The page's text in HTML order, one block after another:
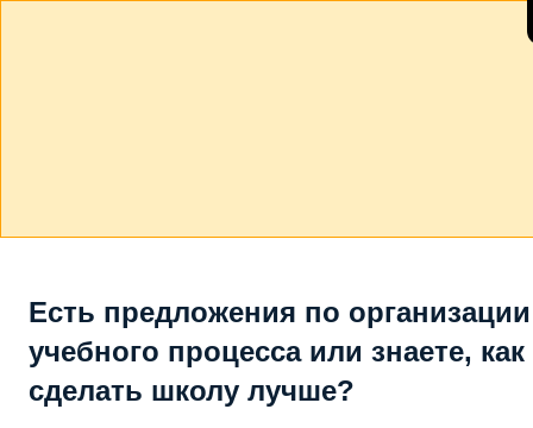
Есть предложения по организации
учебного процесса или знаете, как
сделать школу лучше?